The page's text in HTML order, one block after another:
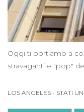
Oggi ti portiamo a
stravaganti e "pop"
LOS ANGELES - STATI